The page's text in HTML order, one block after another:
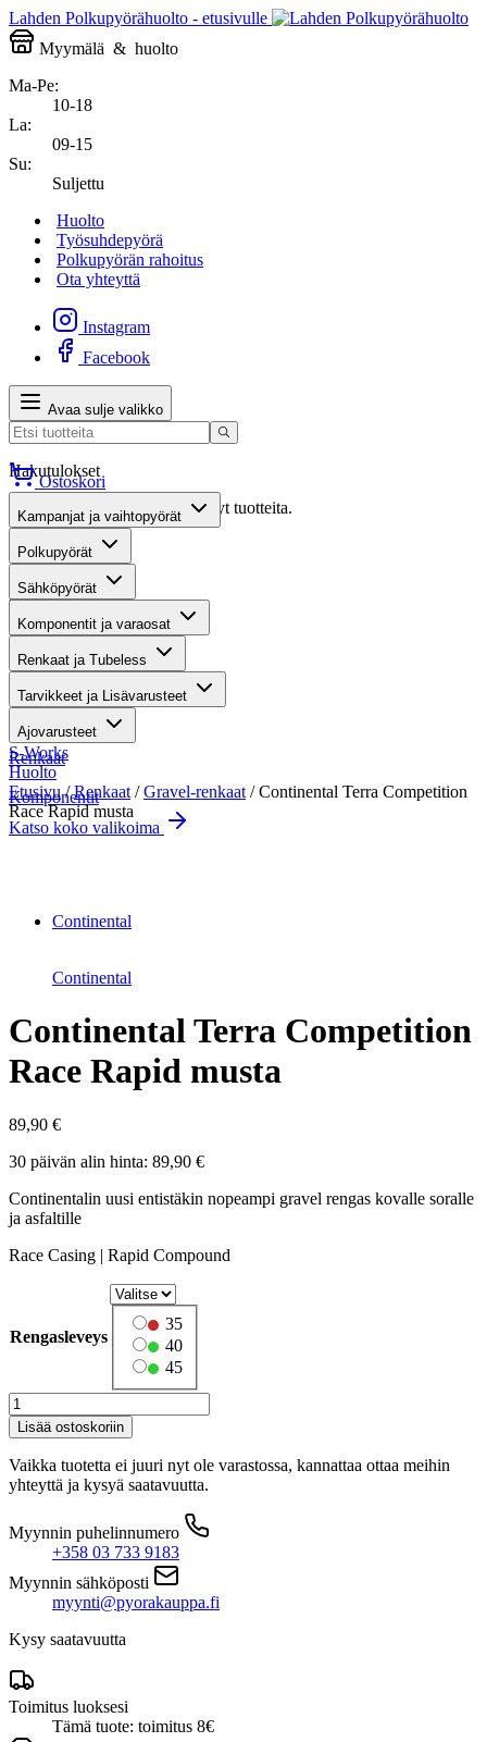
Lahden Polkupyörähuolto - etusivulle
Myymälä & huolto
Ma-Pe:
10-18
La:
09-15
Su:
Suljettu
Huolto
Työsuhdepyörä
Polkupyörän rahoitus
Ota yhteyttä
Instagram
Facebook
Avaa sulje valikko
Hakutulokset
Valitettavasti haullasi ei löytynyt tuotteita.
Suositut osastot
Gravel-pyörät
Maastosähköpyörät
Kaupunkisähköpyörät
Renkaat
Komponentit
Katso koko valikoima
Ostoskori
Kampanjat ja vaihtopyörät
Polkupyörät
Sähköpyörät
Komponentit ja varaosat
Renkaat ja Tubeless
Tarvikkeet ja Lisävarusteet
Ajovarusteet
S-Works
Huolto
Etusivu/Renkaat /Gravel-renkaat / Continental Terra Competition
Race Rapid musta
Continental
Continental
Continental Terra Competition
Race Rapid musta
89,90 €
30 päivän alin hinta: 89,90 €
Continentalin uusi entistäkin nopeampi gravel rengas kovalle soralle
ja asfaltille
Race Casing | Rapid Compound
Rengasleveys
35
40
45
Continental
Terra
Competition
Race
Rapid
musta
Lisää ostoskoriin
Vaikka tuotetta ei juuri nyt ole varastossa, kannattaa ottaa meihin
yhteyttä ja kysyä saatavuutta.
Myynnin puhelinnumero
+358 03 733 9183
Myynnin sähköposti
myynti@pyorakauppa.fi
Kysy saatavuutta
Toimitus luoksesi
Tämä tuote: toimitus 8€